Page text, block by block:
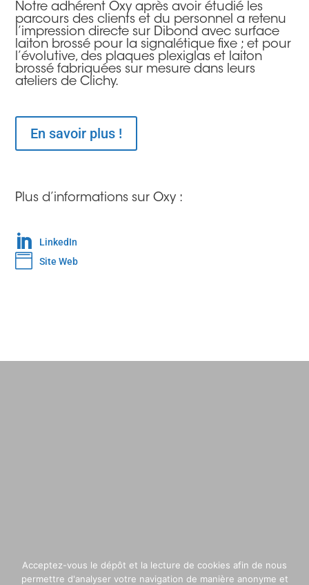
Notre adhérent Oxy après avoir étudié les
parcours des clients et du personnel a retenu
l’impression directe sur Dibond avec surface
laiton brossé pour la signalétique fixe ; et pour
l’évolutive, des plaques plexiglas et laiton
brossé fabriquées sur mesure dans leurs
ateliers de Clichy.
En savoir plus !
Plus d’informations sur Oxy :
 LinkedIn
 Site Web
Acceptez-vous le dépôt et la lecture de cookies afin de nous
permettre d'analyser votre navigation de manière anonyme et